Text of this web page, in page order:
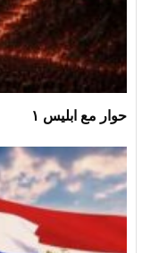
حوار مع ابليس ١